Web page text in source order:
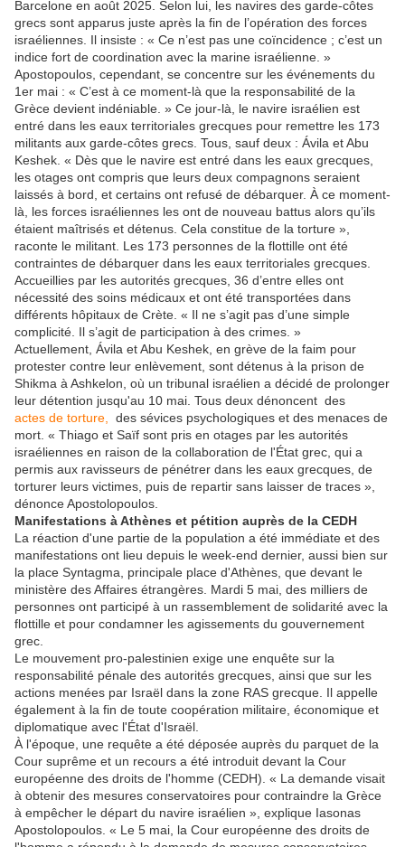
Barcelone en août 2025. Selon lui, les navires des garde-côtes
grecs sont apparus juste après la fin de l’opération des forces
israéliennes. Il insiste : « Ce n’est pas une coïncidence ; c’est un
indice fort de coordination avec la marine israélienne. »
Apostopoulos, cependant, se concentre sur les événements du
1er mai : « C’est à ce moment-là que la responsabilité de la
Grèce devient indéniable. » Ce jour-là, le navire israélien est
entré dans les eaux territoriales grecques pour remettre les 173
militants aux garde-côtes grecs. Tous, sauf deux : Ávila et Abu
Keshek. « Dès que le navire est entré dans les eaux grecques,
les otages ont compris que leurs deux compagnons seraient
laissés à bord, et certains ont refusé de débarquer. À ce moment-
là, les forces israéliennes les ont de nouveau battus alors qu’ils
étaient maîtrisés et détenus. Cela constitue de la torture »,
raconte le militant. Les 173 personnes de la flottille ont été
contraintes de débarquer dans les eaux territoriales grecques.
Accueillies par les autorités grecques, 36 d’entre elles ont
nécessité des soins médicaux et ont été transportées dans
différents hôpitaux de Crète. « Il ne s’agit pas d’une simple
complicité. Il s’agit de participation à des crimes. »
Actuellement, Ávila et Abu Keshek, en grève de la faim pour
protester contre leur enlèvement, sont détenus à la prison de
Shikma à Ashkelon, où un tribunal israélien a décidé de prolonger
leur détention jusqu'au 10 mai. Tous deux dénoncent des
actes de torture, des sévices psychologiques et des menaces de
mort. « Thiago et Saïf sont pris en otages par les autorités
israéliennes en raison de la collaboration de l'État grec, qui a
permis aux ravisseurs de pénétrer dans les eaux grecques, de
torturer leurs victimes, puis de repartir sans laisser de traces »,
dénonce Apostolopoulos.
Manifestations à Athènes et pétition auprès de la CEDH
La réaction d'une partie de la population a été immédiate et des
manifestations ont lieu depuis le week-end dernier, aussi bien sur
la place Syntagma, principale place d'Athènes, que devant le
ministère des Affaires étrangères. Mardi 5 mai, des milliers de
personnes ont participé à un rassemblement de solidarité avec la
flottille et pour condamner les agissements du gouvernement
grec.
Le mouvement pro-palestinien exige une enquête sur la
responsabilité pénale des autorités grecques, ainsi que sur les
actions menées par Israël dans la zone RAS grecque. Il appelle
également à la fin de toute coopération militaire, économique et
diplomatique avec l'État d'Israël.
À l'époque, une requête a été déposée auprès du parquet de la
Cour suprême et un recours a été introduit devant la Cour
européenne des droits de l'homme (CEDH). « La demande visait
à obtenir des mesures conservatoires pour contraindre la Grèce
à empêcher le départ du navire israélien », explique Iasonas
Apostolopoulos. « Le 5 mai, la Cour européenne des droits de